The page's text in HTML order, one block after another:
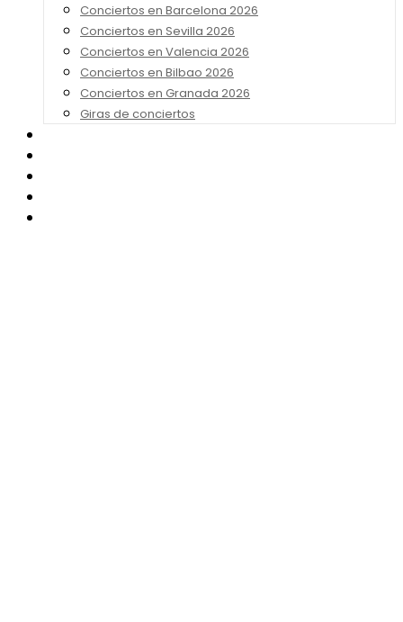
Conciertos en Barcelona 2026
Conciertos en Sevilla 2026
Conciertos en Valencia 2026
Conciertos en Bilbao 2026
Conciertos en Granada 2026
Giras de conciertos